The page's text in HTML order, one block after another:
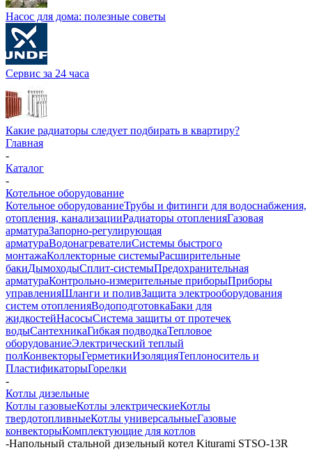
Насос для дома: полезные советы
Сервис за 24 часа
Какие радиаторы следует подбирать в квартиру?
Главная
-
Каталог
-
Котельное оборудование
Котельное оборудованиеТрубы и фитинги для водоснабжения,
отопления, канализацииРадиаторы отопленияГазовая
арматураЗапорно-регулирующая
арматураВодонагревателиСистемы быстрого
монтажаКоллекторные системыРасширительные
бакиДымоходыСплит-системыПредохранительная
арматураКонтрольно-измерительные приборыПриборы
управленияШланги и поливЗащита электрооборудования
систем отопленияВодоподготовкаБаки для
жидкостейНасосыСистема защиты от протечек
водыСантехникаГибкая подводкаТепловое
оборудованиеЭлектрический теплый
полКонвекторыГерметикиИзоляцияТеплоноситель и
ПластификаторыГорелки
-
Котлы дизельные
Котлы газовыеКотлы электрическиеКотлы
твердотопливныеКотлы универсальныеГазовые
конвекторыКомплектующие для котлов
-Напольный стальной дизельный котел Kiturami STSO-13R